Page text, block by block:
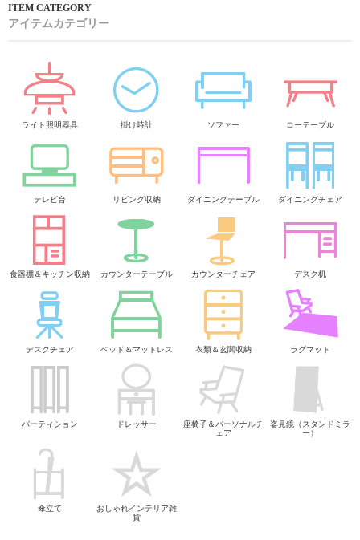
アイテムカテゴリー
ライト照明器具 掛け時計 ソファー ローテーブル
テレビ台 リビング収納 ダイニングテーブル ダイニングチェア
食器棚＆キッチン収納 カウンターテーブル カウンターチェア デスク机
デスクチェア ベッド＆マットレス 衣類＆玄関収納 ラグマット
パーティション ドレッサー
座椅子＆パーソナルチ
ェア
姿見鏡（スタンドミラ
ー）
傘立て
おしゃれインテリア雑
貨